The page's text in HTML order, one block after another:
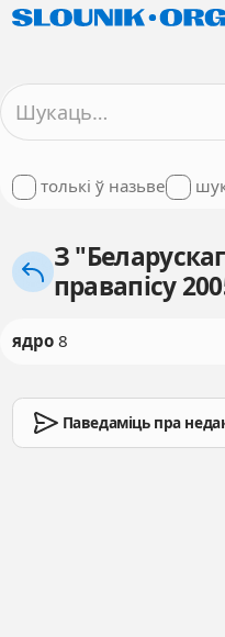
толькі ў назьве
З
правапісу
ядро8
Паведаміць пра